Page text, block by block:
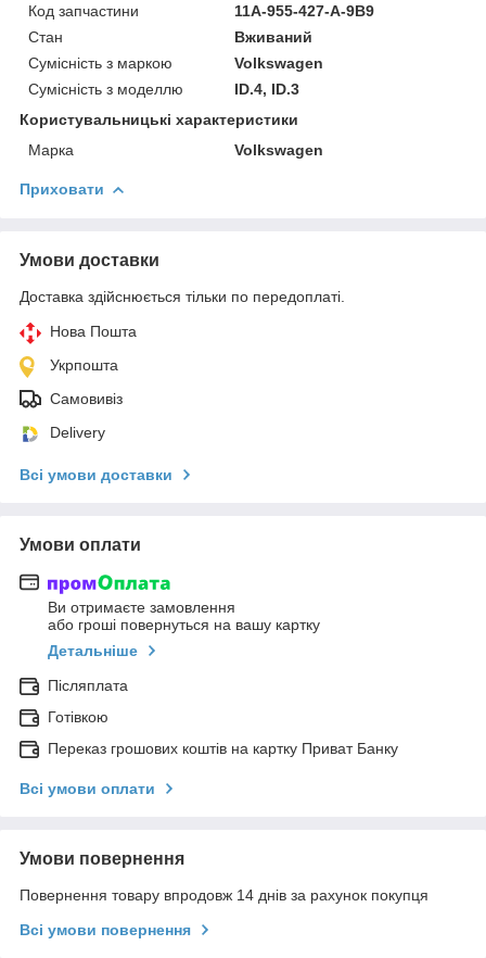
Код запчастини
11A-955-427-A-9B9
Стан
Вживаний
Сумісність з маркою
Volkswagen
Сумісність з моделлю
ID.4, ID.3
Користувальницькі характеристики
Марка
Volkswagen
Приховати
Умови доставки
Доставка здійснюється тільки по передоплаті.
Нова Пошта
Укрпошта
Самовивіз
Delivery
Всі умови доставки
Умови оплати
Ви отримаєте замовлення
або гроші повернуться на вашу картку
Детальніше
Післяплата
Готівкою
Переказ грошових коштів на картку Приват Банку
Всі умови оплати
Умови повернення
Повернення товару впродовж 14 днів за рахунок покупця
Всі умови повернення